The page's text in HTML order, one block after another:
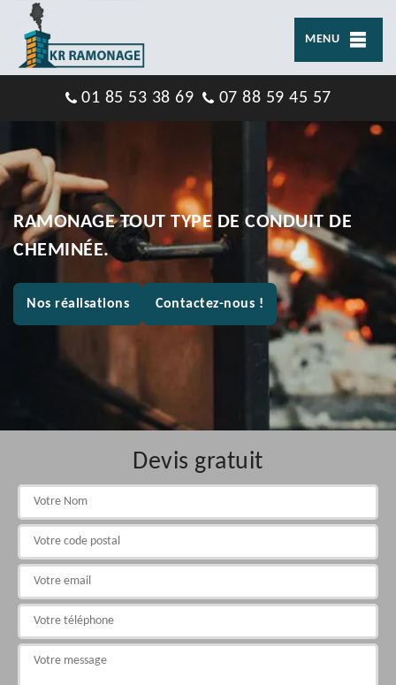
MENU
01 85 53 38 69 07 88 59 45 57
RAMONAGE TOUT TYPE DE CONDUIT DE
CHEMINÉE.
Nos réalisations Contactez-nous !
Devis gratuit